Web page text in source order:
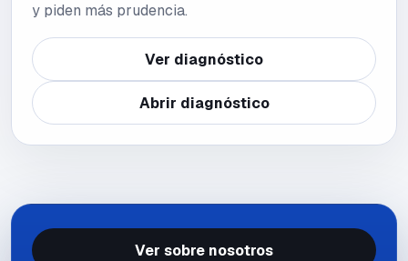
y piden más prudencia.
Ver diagnóstico
Abrir diagnóstico
Ver sobre nosotros